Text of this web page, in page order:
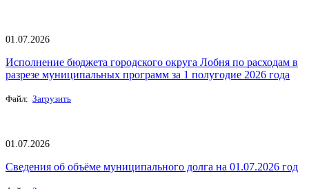
01.07.2026
Исполнение бюджета городского округа Лобня по расходам в
разрезе муниципальных программ за 1 полугодие 2026 года
Файл: Загрузить
01.07.2026
Сведения об объёме муниципального долга на 01.07.2026 год